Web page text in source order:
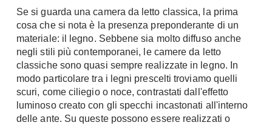
Pareti Attrezzate
Porta Tv
Contatti
Divani
Divani moderni
Divani classici
Chiller
Pompe di calore
Ecologia
Geotermia
Case in Legno
Case Prefabbricate
Se si guarda una camera da letto classica, la prima
cosa che si nota è la presenza preponderante di un
materiale: il legno. Sebbene sia molto diffuso anche
negli stili più contemporanei, le camere da letto
classiche sono quasi sempre realizzate in legno. In
modo particolare tra i legni prescelti troviamo quelli
scuri, come ciliegio o noce, contrastati dall'effetto
luminoso creato con gli specchi incastonati all'interno
delle ante. Su queste possono essere realizzati o